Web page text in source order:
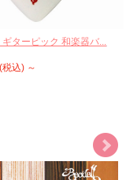
ターピック 和楽器バ...
税込) ～